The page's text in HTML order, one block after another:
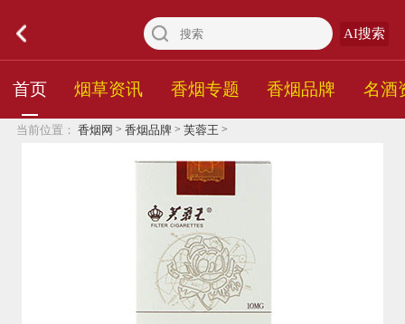
AI搜索
首页 烟草资讯 香烟专题 香烟品牌 名酒
当前位置： 香烟网 > 香烟品牌 > 芙蓉王 >